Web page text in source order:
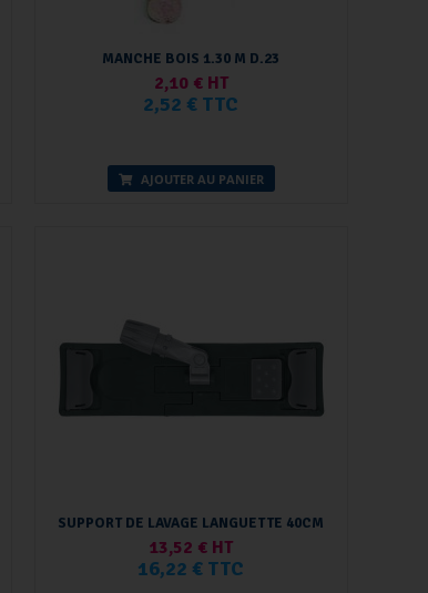
MANCHE BOIS 1.30 M D.23
2,10 € HT
2,52 € TTC
AJOUTER AU PANIER
SUPPORT DE LAVAGE LANGUETTE 40CM
13,52 € HT
16,22 € TTC